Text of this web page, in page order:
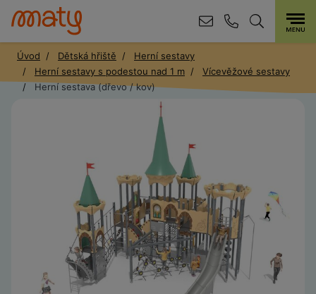
Úvod Dětská hřiště
Herní sestavy
Herní sestavy s podestou nad 1 m
Vícevěžové sestavy
Herní sestava (dřevo / kov)